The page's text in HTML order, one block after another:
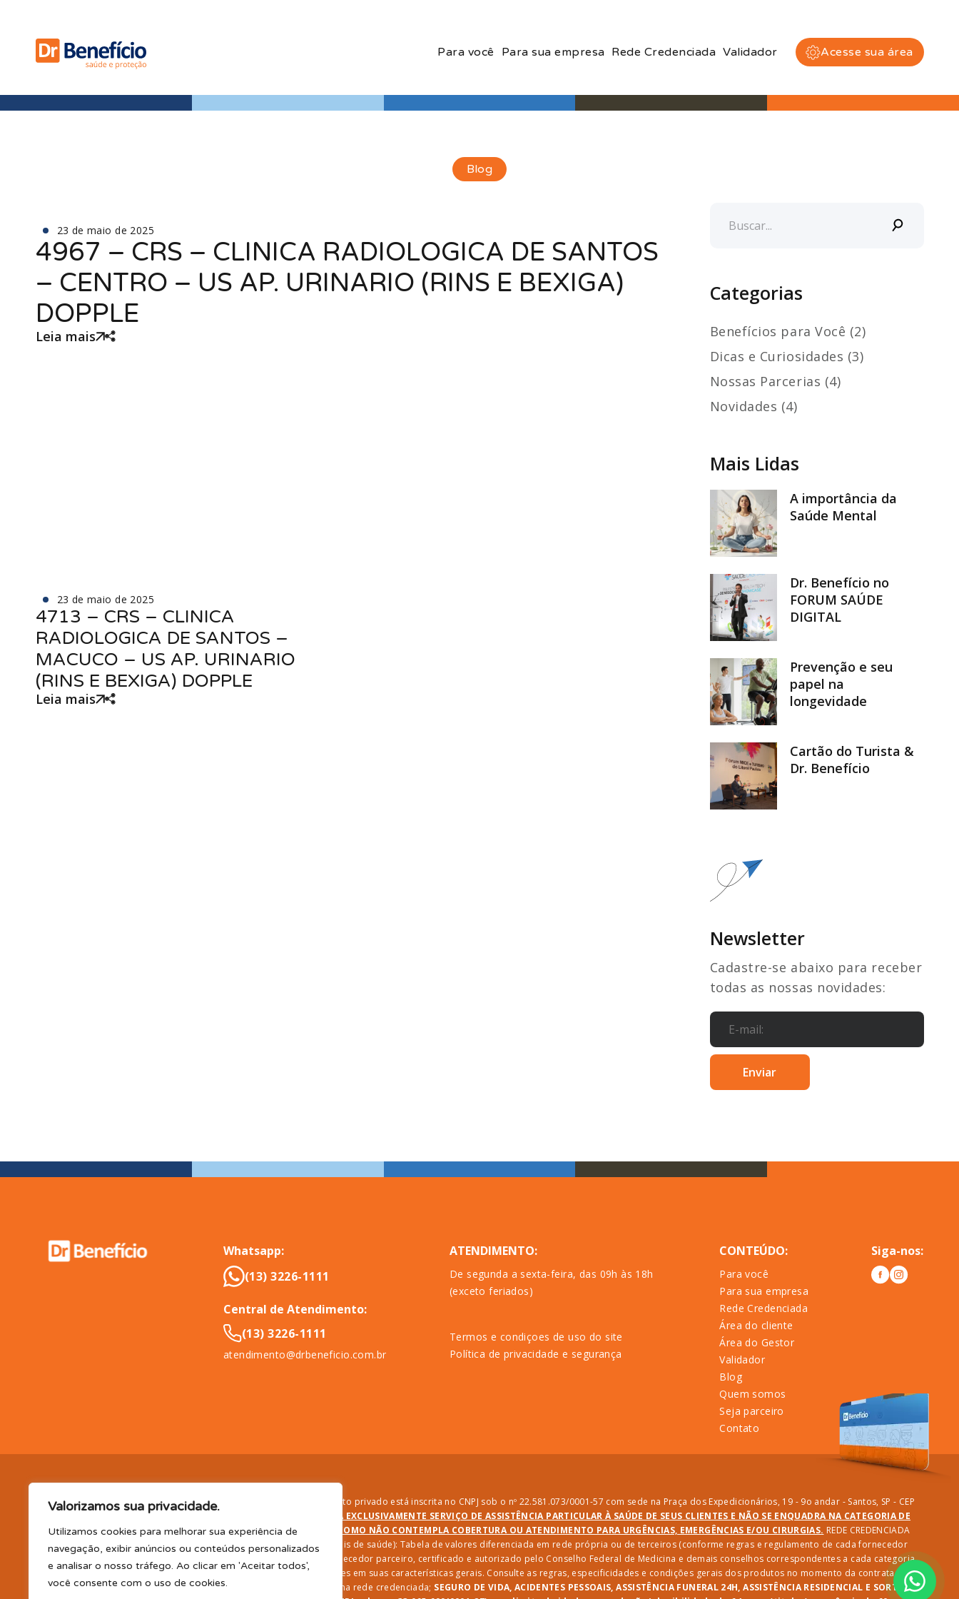
Valorizamos sua privacidade.
Utilizamos cookies para melhorar sua experiência de
navegação, exibir anúncios ou conteúdos personalizados
e analisar o nosso tráfego. Ao clicar em 'Aceitar todos',
você consente com o uso de cookies.
Para você Para sua empresa Rede Credenciada Validador Acesse sua área
Blog
23 de maio de 2025
4967 – CRS – CLINICA RADIOLOGICA DE SANTOS
– CENTRO – US AP. URINARIO (RINS E BEXIGA)
DOPPLE
Leia mais
23 de maio de 2025
4713 – CRS – CLINICA
RADIOLOGICA DE SANTOS –
MACUCO – US AP. URINARIO
(RINS E BEXIGA) DOPPLE
Leia mais
Categorias
Benefícios para Você (2)
Dicas e Curiosidades (3)
Nossas Parcerias (4)
Novidades (4)
Mais Lidas
A importância da
Saúde Mental
Dr. Benefício no
FORUM SAÚDE
DIGITAL
Prevenção e seu
papel na
longevidade
Cartão do Turista &
Dr. Benefício
Newsletter
Cadastre-se abaixo para receber
todas as nossas novidades:
Whatsapp:
(13) 3226-1111
Central de Atendimento:
(13) 3226-1111
atendimento@drbeneficio.com.br
ATENDIMENTO:
De segunda a sexta-feira, das 09h às 18h
(exceto feriados)
Termos e condiçoes de uso do site
Política de privacidade e segurança
CONTEÚDO:
Para você
Para sua empresa
Rede Credenciada
Área do cliente
Área do Gestor
Validador
Blog
Quem somos
Seja parceiro
Contato
Siga-nos:
DR. BENEFÍCIO (InCompany Benefícios LTDA.), pessoa jurídica de direito privado está inscrita no CNPJ sob o nº 22.581.073/0001-57 com sede na Praça dos Expedicionários, 19 - 9o andar - Santos, SP - CEP
EM BENEFÍCIOS PARA SAÚDE, A DR. BENEFÍCIO PRESTA EXCLUSIVAMENTE SERVIÇO DE ASSISTÊNCIA PARTICULAR À SAÚDE DE SEUS CLIENTES E NÃO SE ENQUADRA NA CATEGORIA DE
PLANO DE SAÚDE E/OU ODONTOLÓGICO SUPLEMENTAR, ASSIM COMO NÃO CONTEMPLA COBERTURA OU ATENDIMENTO PARA URGÊNCIAS, EMERGÊNCIAS E/OU CIRURGIAS. REDE CREDENCIADA
(consultas, exames, tratamentos e demais serviços e/ou profissionais de saúde): Tabela de valores diferenciada em rede própria ou de terceiros (conforme regras e regulamento de cada fornecedor
parceiro); TELEMEDICINA e TELECONSULTA: Serviço realizado por fornecedor parceiro, certificado e autorizado pelo Conselho Federal de Medicina e demais conselhos correspondentes a cada categoria
profissional disponibilizada. Os planos oferecidos possuem variações em suas características gerais. Consulte as regras, especificidades e condições gerais dos produtos no momento da contratação.
CLUBE DR. BENEFÍCIO e FARMÁCIA: Desconto em produtos e serviços na rede credenciada; SEGURO DE VIDA, ACIDENTES PESSOAIS, ASSISTÊNCIA FUNERAL 24H, ASSISTÊNCIA RESIDENCIAL E SORTEIO: